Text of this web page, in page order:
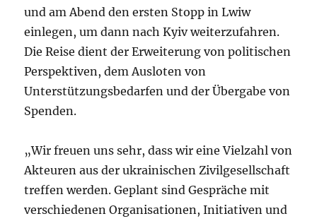
und am Abend den ersten Stopp in Lwiw
einlegen, um dann nach Kyiv weiterzufahren.
Die Reise dient der Erweiterung von politischen
Perspektiven, dem Ausloten von
Unterstützungsbedarfen und der Übergabe von
Spenden.
„Wir freuen uns sehr, dass wir eine Vielzahl von
Akteuren aus der ukrainischen Zivilgesellschaft
treffen werden. Geplant sind Gespräche mit
verschiedenen Organisationen, Initiativen und